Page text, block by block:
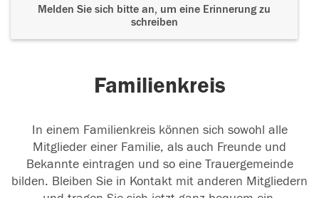
Melden Sie sich bitte an, um eine Erinnerung zu
schreiben
Familienkreis
In einem Familienkreis können sich sowohl alle
Mitglieder einer Familie, als auch Freunde und
Bekannte eintragen und so eine Trauergemeinde
bilden. Bleiben Sie in Kontakt mit anderen Mitgliedern